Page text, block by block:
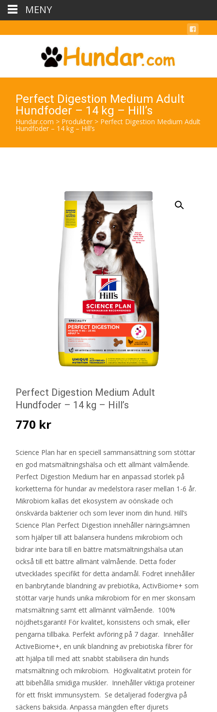
Perfect Digestion Medium Adult
Hundfoder – 14 kg – Hill’s
Hundar.com > Produkter > Perfect Digestion Medium Adult
Hundfoder – 14 kg – Hill’s
Perfect Digestion Medium Adult
Hundfoder – 14 kg – Hill’s
770 kr
Science Plan har en speciell sammansättning som stöttar
en god matsmältningshälsa och ett allmänt välmående.
Perfect Digestion Medium har en anpassad storlek på
korketterna för hundar av medelstora raser mellan 1-6 år.
Mikrobiom kallas det ekosystem av oönskade och
önskvärda bakterier och som lever inom din hund. Hill’s
Science Plan Perfect Digestion innehåller näringsämnen
som hjälper till att balansera hundens mikrobiom och
bidrar inte bara till en bättre matsmältningshälsa utan
också till ett bättre allmänt välmående. Detta foder
utvecklades specifikt för detta ändamål. Fodret innehåller
en banbrytande blandning av prebiotika, ActivBiome+ som
stöttar varje hunds unika mikrobiom för en mer skonsam
matsmältning samt ett allmännt välmående. 100%
nöjdhetsgaranti! För kvalitet, konsistens och smak, eller
pengarna tillbaka. Perfekt avföring på 7 dagar. Innehåller
ActiveBiome+, en unik blandning av prebiotiska fibrer för
att hjälpa till med att snabbt stabilisera din hunds
matsmältning och mikrobiom. Högkvalitativt protein för
att bibehålla smidiga muskler. Innehåller viktiga proteiner
för ett friskt immunsystem. Se detaljerad fodergiva på
säckens baksida. Anpassa mängden efter djurets
MENY